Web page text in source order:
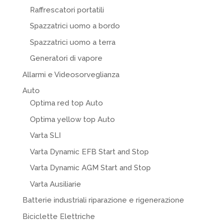
Raffrescatori portatili
Spazzatrici uomo a bordo
Spazzatrici uomo a terra
Generatori di vapore
Allarmi e Videosorveglianza
Auto
Optima red top Auto
Optima yellow top Auto
Varta SLI
Varta Dynamic EFB Start and Stop
Varta Dynamic AGM Start and Stop
Varta Ausiliarie
Batterie industriali riparazione e rigenerazione
Biciclette Elettriche